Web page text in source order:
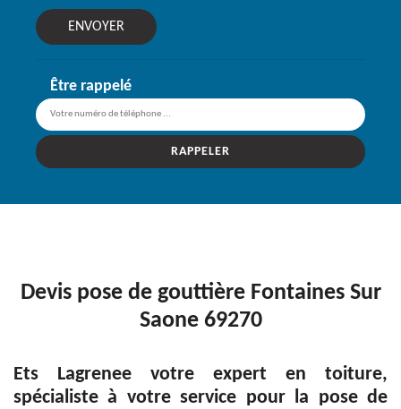
Être rappelé
Devis pose de gouttière Fontaines Sur
Saone 69270
Ets Lagrenee votre expert en toiture,
spécialiste à votre service pour la pose de